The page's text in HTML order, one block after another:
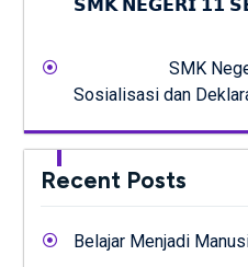
𝗦𝗠𝗞 𝗡𝗘𝗚𝗘𝗥𝗜 𝟭𝟭
SMK
Sosialisasi dan
Recent Posts
Belajar Menjadi